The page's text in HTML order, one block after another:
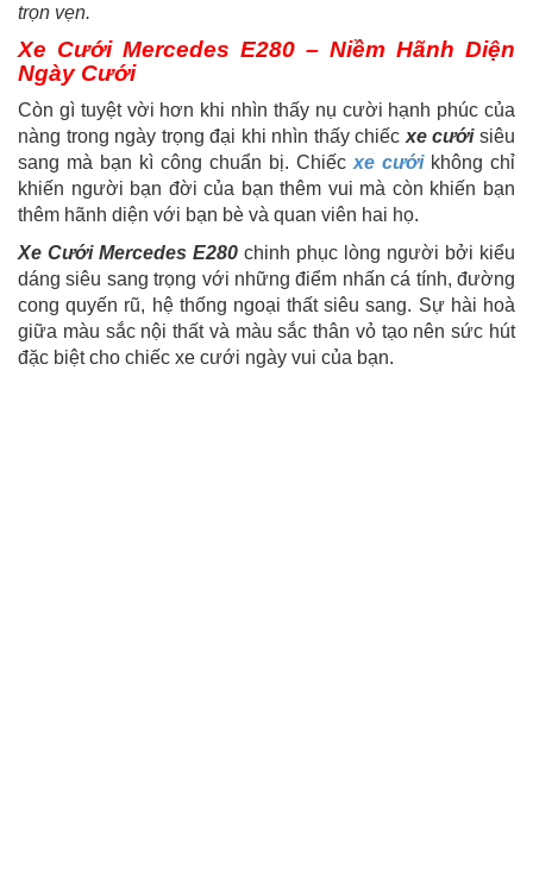
trọn vẹn.
Xe Cưới Mercedes E280 – Niềm Hãnh Diện
Ngày Cưới
Còn gì tuyệt vời hơn khi nhìn thấy nụ cười hạnh phúc của
nàng trong ngày trọng đại khi nhìn thấy chiếc xe cưới siêu
sang mà bạn kì công chuẩn bị. Chiếc xe cưới không chỉ
khiến người bạn đời của bạn thêm vui mà còn khiến bạn
thêm hãnh diện với bạn bè và quan viên hai họ.
Xe Cưới Mercedes E280 chinh phục lòng người bởi kiểu
dáng siêu sang trọng với những điểm nhấn cá tính, đường
cong quyến rũ, hệ thống ngoại thất siêu sang. Sự hài hoà
giữa màu sắc nội thất và màu sắc thân vỏ tạo nên sức hút
đặc biệt cho chiếc xe cưới ngày vui của bạn.